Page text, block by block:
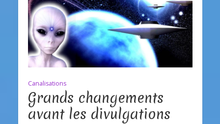
Canalisations
Grands changements
avant les divulgations